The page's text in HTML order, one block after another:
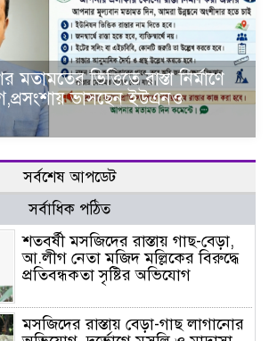
ভিত্তিতে রাস্তা নির্মাণে
ভাসছেন ইউএনও
সর্বশেষ আপডেট
সর্বাধিক পঠিত
শতবর্ষী মসজিদের রাস্তায় গাছ-বেড়া,
আ.লীগ নেতা মজিদ মল্লিকের বিরুদ্ধে
প্রতিবন্ধকতা সৃষ্টির অভিযোগ
মসজিদের রাস্তায় বেড়া-গাছ লাগানোর